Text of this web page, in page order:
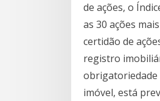
de ações, o
as 30 ações
certidão de
registro
obrigatoriedade
imóvel, está